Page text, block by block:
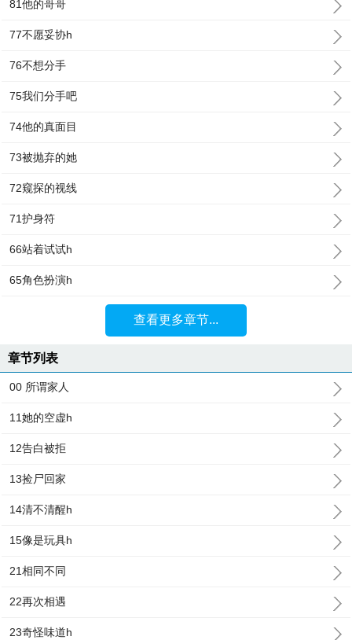
81他的哥哥
77不愿妥协h
76不想分手
75我们分手吧
74他的真面目
73被抛弃的她
72窥探的视线
71护身符
66站着试试h
65角色扮演h
查看更多章节...
章节列表
00 所谓家人
11她的空虚h
12告白被拒
13捡尸回家
14清不清醒h
15像是玩具h
21相同不同
22再次相遇
23奇怪味道h